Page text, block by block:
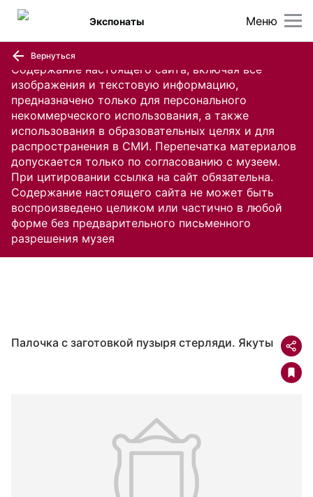
Содержание настоящего сайта, включая все
изображения и текстовую информацию,
предназначено только для персонального
некоммерческого использования, а также
использования в образовательных целях и для
распространения в СМИ. Перепечатка материалов
допускается только по согласованию с музеем.
При цитировании ссылка на сайт обязательна.
Содержание настоящего сайта не может быть
воспроизведено целиком или частично в любой
форме без предварительного письменного
разрешения музея
Меню
Экспонаты
Вернуться
Палочка с заготовкой пузыря стерляди. Якуты